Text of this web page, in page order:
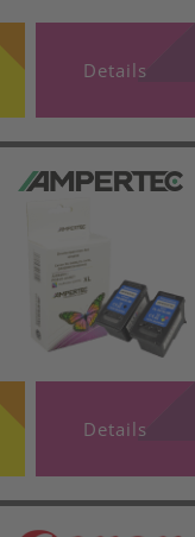
Details
Details